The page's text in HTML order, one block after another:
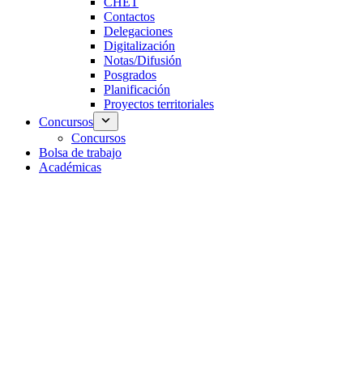
Contactos
Delegaciones
Digitalización
Notas/Difusión
Posgrados
Planificación
Proyectos territoriales
Concursos
Concursos
Bolsa de trabajo
Académicas